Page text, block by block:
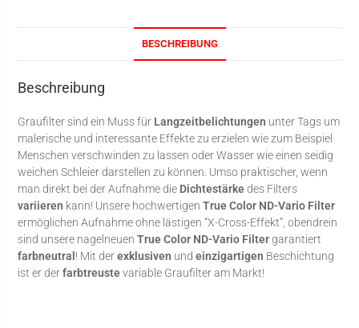
BESCHREIBUNG
Beschreibung
Graufilter sind ein Muss für Langzeitbelichtungen unter Tags um
malerische und interessante Effekte zu erzielen wie zum Beispiel
Menschen verschwinden zu lassen oder Wasser wie einen seidig
weichen Schleier darstellen zu können. Umso praktischer, wenn
man direkt bei der Aufnahme die Dichtestärke des Filters
variieren kann! Unsere hochwertigenTrue Color ND-Vario Filter
ermöglichen Aufnahme ohne lästigen “X-Cross-Effekt”, obendrein
sind unsere nagelneuenTrue Color ND-Vario Filtergarantiert
farbneutral ! Mit derexklusiven undeinzigartigen Beschichtung
ist er derfarbtreuste variable Graufilter am Markt!